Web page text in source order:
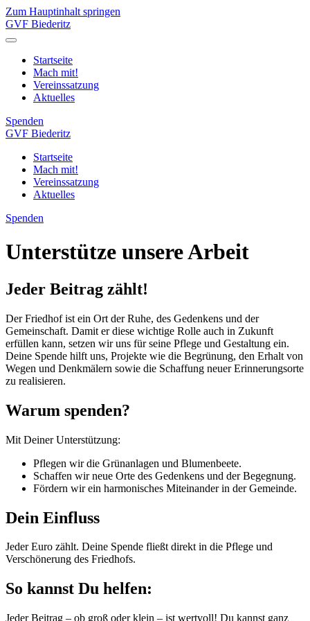
Zum Hauptinhalt springen
GVF Biederitz
Startseite
Mach mit!
Vereinssatzung
Aktuelles
Spenden
GVF Biederitz
Startseite
Mach mit!
Vereinssatzung
Aktuelles
Spenden
Unterstütze unsere Arbeit
Jeder Beitrag zählt!
Der Friedhof ist ein Ort der Ruhe, des Gedenkens und der
Gemeinschaft. Damit er diese wichtige Rolle auch in Zukunft
erfüllen kann, setzen wir uns für seine Pflege und Gestaltung ein.
Deine Spende hilft uns, Projekte wie die Begrünung, den Erhalt von
Wegen und Denkmälern sowie die Schaffung neuer Erinnerungsorte
zu realisieren.
Warum spenden?
Mit Deiner Unterstützung:
Pflegen wir die Grünanlagen und Blumenbeete.
Schaffen wir neue Orte des Gedenkens und der Begegnung.
Fördern wir ein harmonisches Miteinander in der Gemeinde.
Dein Einfluss
Jeder Euro zählt. Deine Spende fließt direkt in die Pflege und
Verschönerung des Friedhofs.
So kannst Du helfen:
Jeder Beitrag – ob groß oder klein – ist wertvoll! Du kannst ganz